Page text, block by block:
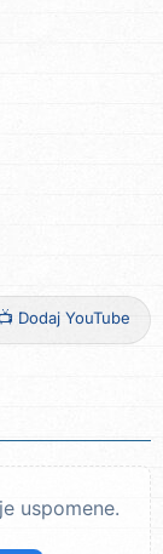
📺 Dodaj YouTube
uspomene.